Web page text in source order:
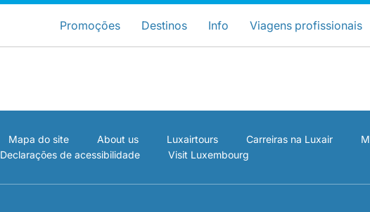
Sites do LuxairGroup
Choose your preferred country and
Promoções Destinos Info Viagens profissionais
Mapa do site About us Luxairtours Carreiras na Luxair
Declarações de acessibilidade Visit Luxembourg